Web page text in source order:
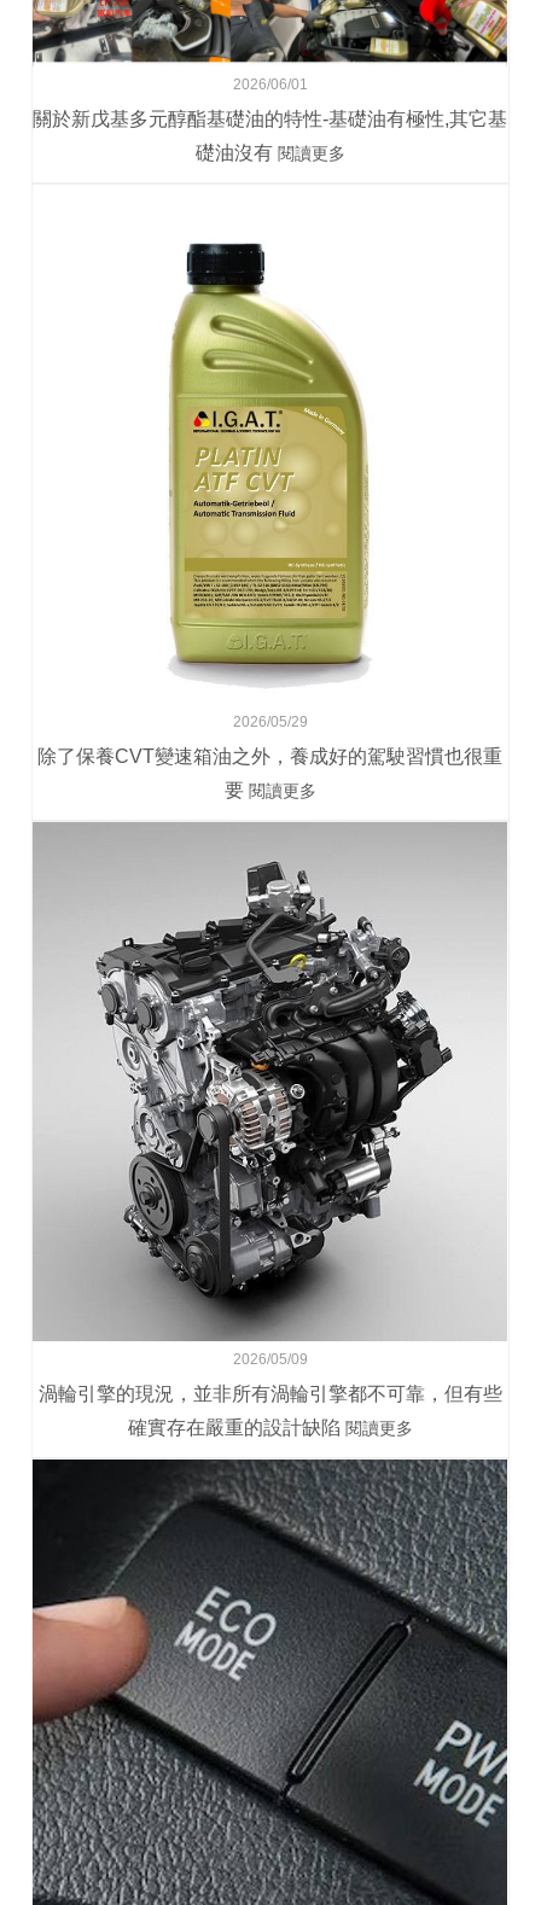
2026/06/01
關於新戊基多元醇酯基礎油的特性-基礎油有極性,其它基
礎油沒有 閱讀更多
2026/05/29
除了保養CVT變速箱油之外，養成好的駕駛習慣也很重
要閱讀更多
2026/05/09
渦輪引擎的現況，並非所有渦輪引擎都不可靠，但有些
確實存在嚴重的設計缺陷 閱讀更多